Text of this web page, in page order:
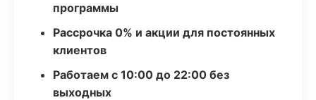
программы
Рассрочка 0% и акции для постоянных
клиентов
Работаем с 10:00 до 22:00 без
выходных